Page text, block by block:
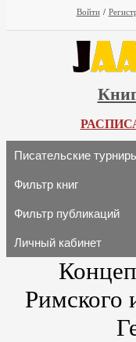
Войти /
Писательские
Фильтр книг
Фильтр публикаций
Личный кабинет
Римского